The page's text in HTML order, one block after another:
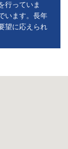
行っていま
います。長年
望に応えられ